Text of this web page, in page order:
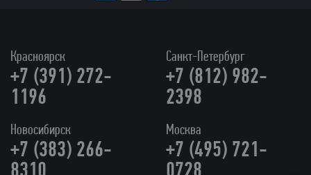
Красноярск
+7 (391) 272-
1196
Санкт-Петербург
+7 (812) 982-
2398
Новосибирск
+7 (383) 266-
8310
Москва
+7 (495) 721-
0728